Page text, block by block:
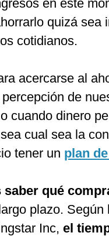
en este
quizá sea
cotidianos.
acercarse al
de
cuando dinero
cual sea la
tener un plan
qué
plazo. Según
Inc, el